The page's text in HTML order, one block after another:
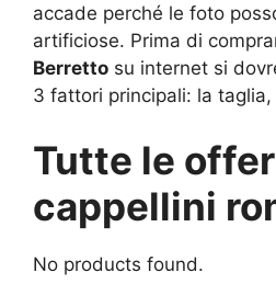
accade perché le foto
artificiose. Prima di
Berretto su internet si
3 fattori principali: la
Tutte le
cappellini
No products found.